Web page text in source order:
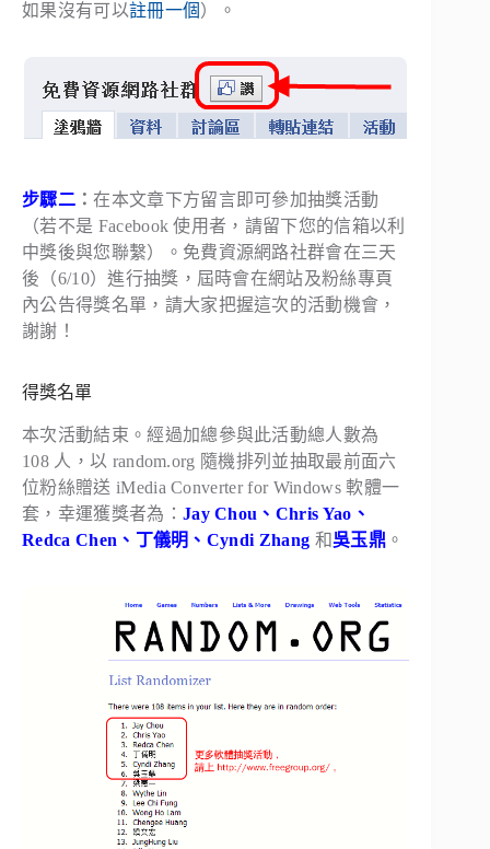
如果沒有可以註冊一個 ）。
步驟二：在本文章下方留言即可參加抽獎活動
（若不是 Facebook 使用者，請留下您的信箱以利
中獎後與您聯繫）。免費資源網路社群會在三天
後（6/10）進行抽獎，屆時會在網站及粉絲專頁
內公告得獎名單，請大家把握這次的活動機會，
謝謝！
得獎名單
本次活動結束。經過加總參與此活動總人數為
108 人，以 random.org 隨機排列並抽取最前面六
位粉絲贈送 iMedia Converter for Windows 軟體一
套，幸運獲獎者為： Jay Chou、Chris Yao、
Redca Chen、丁儀明、Cyndi Zhang 和吳玉鼎。